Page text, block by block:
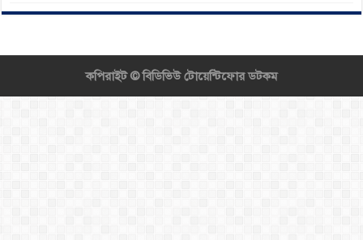
কপিরাইট ©বিডিভিউ টোয়েন্টিফোর ডটকম